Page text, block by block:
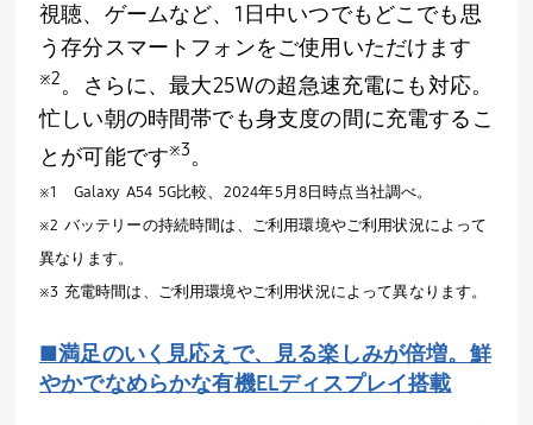
視聴、ゲームなど、 1 日中いつでもどこでも思
う存分スマートフォンをご使用いただけます
※2。さらに、最大25Wの超急速充電にも対応。
忙しい朝の時間帯でも身支度の間に充電するこ
とが可能です※3。
※1 Galaxy A54 5G比較、 2024年5月8日時点当社調べ。
※2 バッテリーの持続時間は、ご利用環境やご利用状況によって
異なります。
※3 充電時間は、ご利用環境やご利用状況によって異なります。
■満足のいく見応えで、見る楽しみが倍増。鮮
やかでなめらかな有機ELディスプレイ搭載